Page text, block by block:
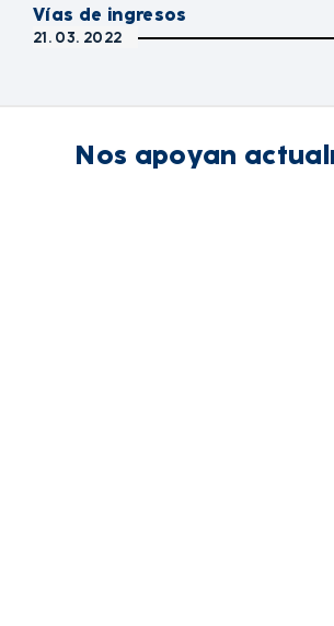
Vías de ingresos
21. 03. 2022
Nos apoyan